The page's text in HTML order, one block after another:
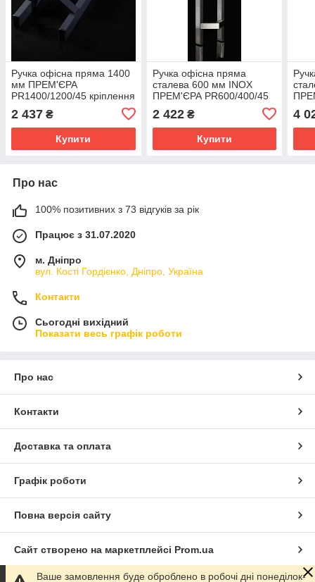
Ручка офісна пряма 1400
мм ПРЕМ'ЄРА
PR1400/1200/45 кріплення
45 градусів двостороння
колір антрацит
2 437 ₴
Купити
Ручка офісна пряма
сталева 600 мм INOX
ПРЕМ'ЄРА PR600/400/45
двостороння
2 422₴
Купити
45
4
Про нас
100% позитивних з 73 відгуків за рік
Працює з 31.07.2020
м. Дніпро
вул. Кості Гордієнко, Дніпро, Україна
Контакти
Сьогодні вихідний
Показати весь графік роботи
Про нас
Контакти
Доставка та оплата
Графік роботи
Повна версія сайту
Сайт створено на маркетплейсі Prom.ua
Ваше замовлення буде оброблено в робочі дні понеділок-